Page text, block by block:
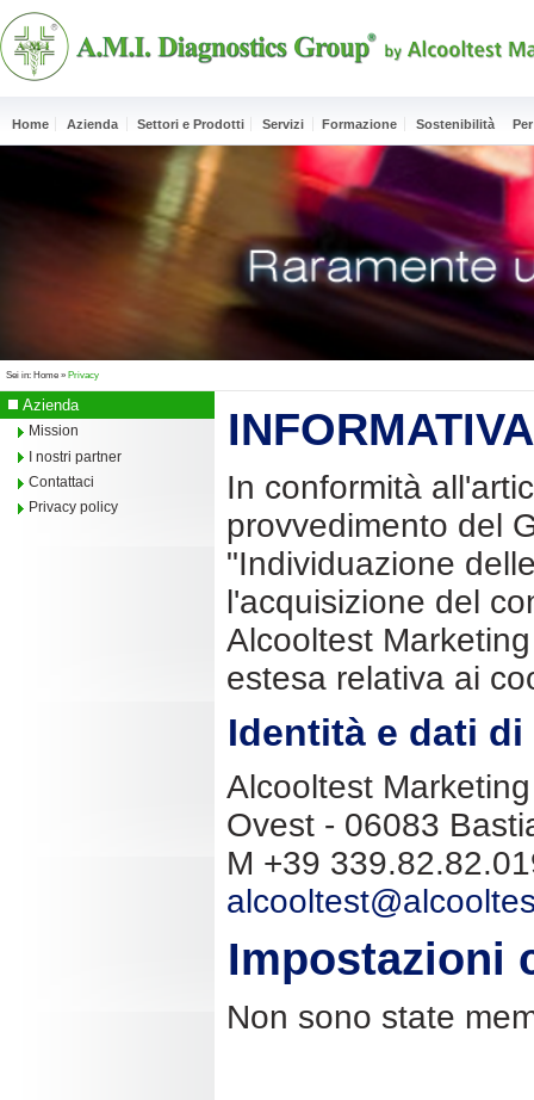
Home Azienda Settori e Prodotti Servizi Formazione Sostenibilità
Sei in: Home » Privacy
Azienda
Mission
I nostri partner
Contattaci
Privacy policy
In conformità
provvedimento del
"Individuazione
l'acquisizione del
Alcooltest
estesa relativa ai
Identità e dati
Alcooltest
Ovest - 06083
M +39
Impostazioni
Non sono state